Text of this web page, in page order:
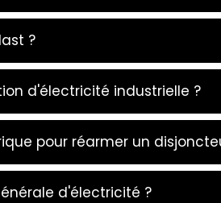
?
d'électricité industrielle ?
pour réarmer un
d'électricité ?